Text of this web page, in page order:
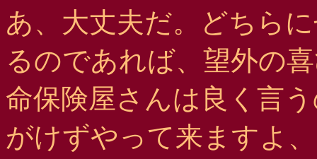
あ、大丈夫だ。どちら
るのであれば、望外の
命保険屋さんは良く言
がけずやって来ますよ